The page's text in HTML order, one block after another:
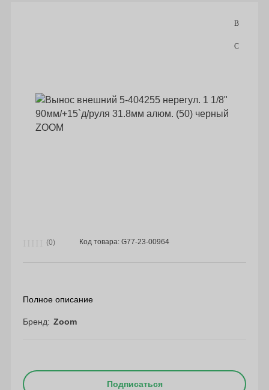
(0) Код товара: G77-23-00964
Полное описание
Бренд Zoom
Подписаться